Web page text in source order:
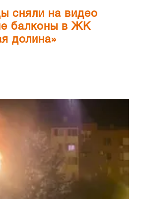
сняли на видео
балконы в ЖК
долина»